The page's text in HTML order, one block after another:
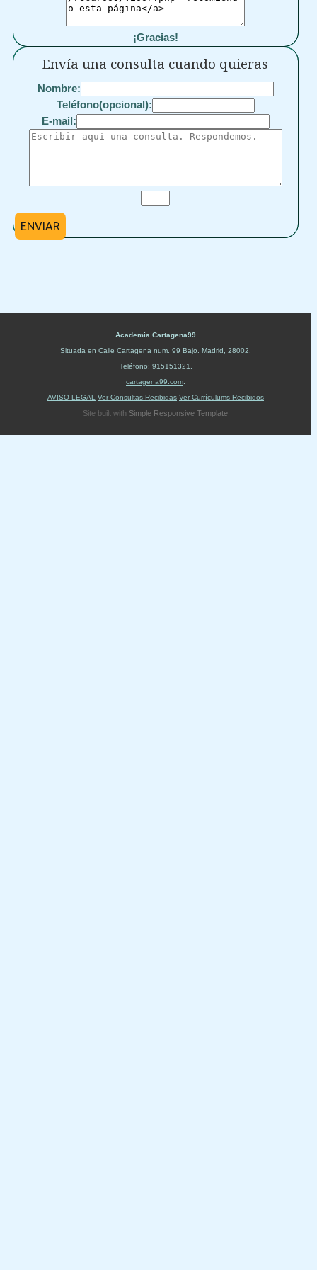
¡Gracias!
Envía una consulta cuando quieras
Nombre:
Teléfono(opcional):
E-mail:
ENVIAR
Academia Cartagena99
Situada en Calle Cartagena num. 99 Bajo Madrid 28002
Teléfono: 915151321
cartagena99.com
AVISO LEGAL
Ver Consultas Recibidas Ver Currículums Recibidos
Site built with Simple Responsive Template